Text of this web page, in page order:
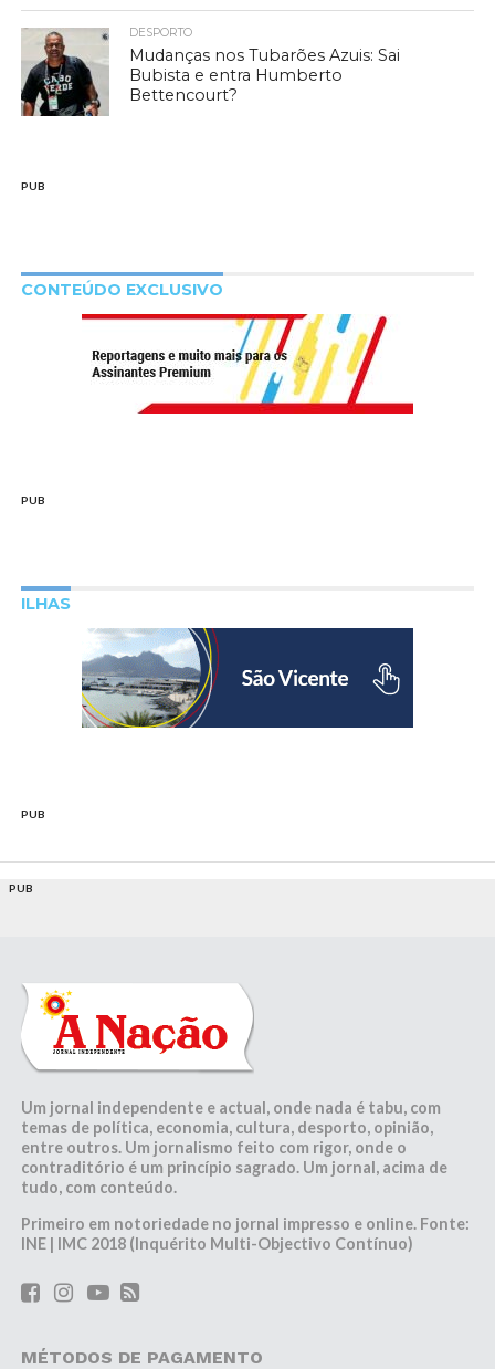
DESPORTO
Mudanças nos Tubarões Azuis: Sai
Bubista e entra Humberto
Bettencourt?
PUB
CONTEÚDO EXCLUSIVO
PUB
ILHAS
PUB
PUB
Um jornal independente e actual, onde nada é tabu, com
temas de política, economia, cultura, desporto, opinião,
entre outros. Um jornalismo feito com rigor, onde o
contraditório é um princípio sagrado. Um jornal, acima de
tudo, com conteúdo.
Primeiro em notoriedade no jornal impresso e online. Fonte:
INE | IMC 2018 (Inquérito Multi-Objectivo Contínuo)
MÉTODOS DE PAGAMENTO